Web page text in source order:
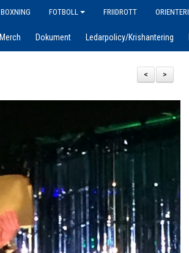
BOXNING FOTBOLL FRIIDROTT
Merch Dokument Ledarpolicy/Krishantering
>
<